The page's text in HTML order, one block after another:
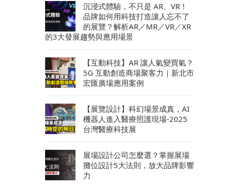
沉浸式體驗，不只是 AR、VR！
品牌如何用科技打造讓人忘不了
的展覽？解析AR／MR／VR／XR
的3大發展趨勢與應用場景
【互動科技】AR 讓人氣變買氣？
5G 互動創造商場聚客力｜新北市
宏匯廣場應用案例
【展覽設計】科幻場景成真，AI
機器人進入醫療照護現場-2025
台灣醫療科技展
展場設計公司怎麼選？掌握展場
攤位設計5大法則，放大品牌影響
力